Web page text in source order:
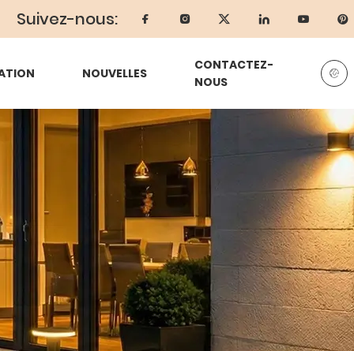
Suivez-nous:
NOUVELLES
CONTACTEZ-
NOUS